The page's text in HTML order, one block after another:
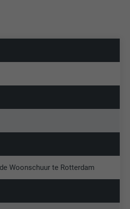
Woonschuur te Rotterdam